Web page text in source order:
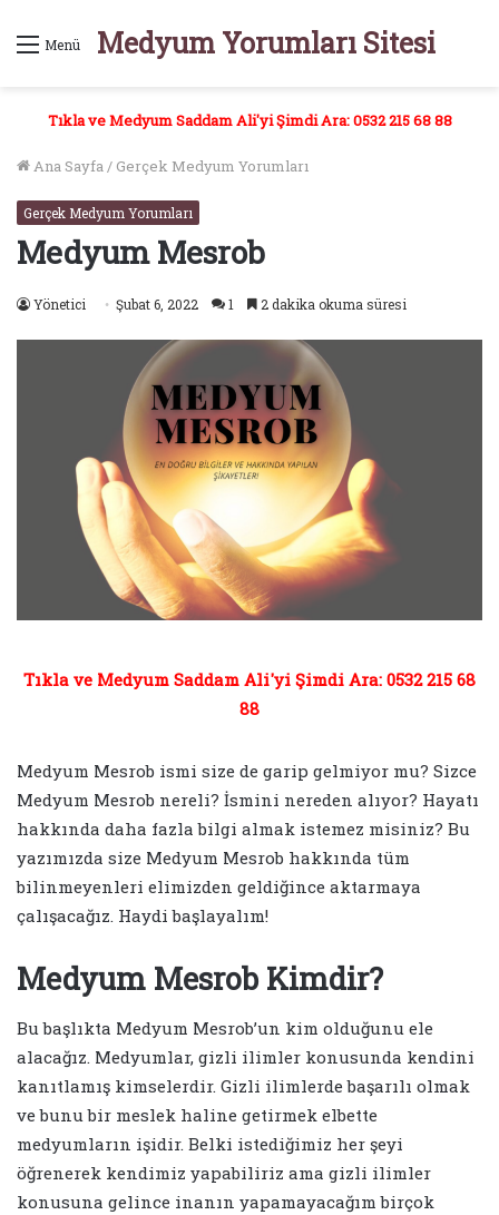
Menü Medyum Yorumları Sitesi
Tıkla ve Medyum Saddam Ali'yi Şimdi Ara: 0532 215 68 88
Ana Sayfa/ Gerçek Medyum Yorumları
Gerçek Medyum Yorumları
Medyum Mesrob
Yönetici Şubat 6, 2022 1 2 dakika okuma süresi
Tıkla ve Medyum Saddam Ali'yi Şimdi Ara: 0532 215 68
88
Medyum Mesrob ismi size de garip gelmiyor mu? Sizce
Medyum Mesrob nereli? İsmini nereden alıyor? Hayatı
hakkında daha fazla bilgi almak istemez misiniz? Bu
yazımızda size Medyum Mesrob hakkında tüm
bilinmeyenleri elimizden geldiğince aktarmaya
çalışacağız. Haydi başlayalım!
Medyum Mesrob Kimdir?
Bu başlıkta Medyum Mesrob’un kim olduğunu ele
alacağız. Medyumlar, gizli ilimler konusunda kendini
kanıtlamış kimselerdir. Gizli ilimlerde başarılı olmak
ve bunu bir meslek haline getirmek elbette
medyumların işidir. Belki istediğimiz her şeyi
öğrenerek kendimiz yapabiliriz ama gizli ilimler
konusuna gelince inanın yapamayacağım birçok